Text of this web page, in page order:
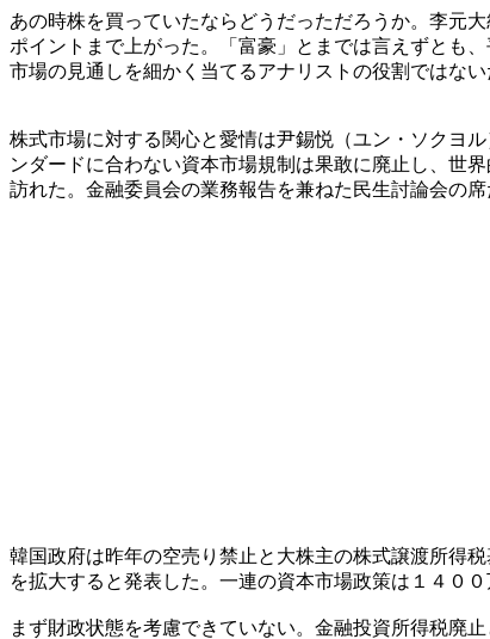
あの時株を買っていたならどうだっただろうか。李元
ポイントまで上がった。「富豪」とまでは言えずとも
市場の見通しを細かく当てるアナリストの役割ではない
株式市場に対する関心と愛情は尹錫悦（ユン・ソクヨ
ンダードに合わない資本市場規制は果敢に廃止し、世
訪れた。金融委員会の業務報告を兼ねた民生討論会の
韓国政府は昨年の空売り禁止と大株主の株式譲渡所得
を拡大すると発表した。一連の資本市場政策は１４０
まず財政状態を考慮できていない。金融投資所得税廃